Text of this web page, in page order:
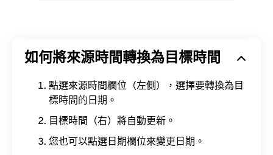
如何將來源時間轉換為目標時間
點選來源時間欄位（左側），選擇要轉換為目
標時間的日期。
目標時間（右）將自動更新。
您也可以點選日期欄位來變更日期。